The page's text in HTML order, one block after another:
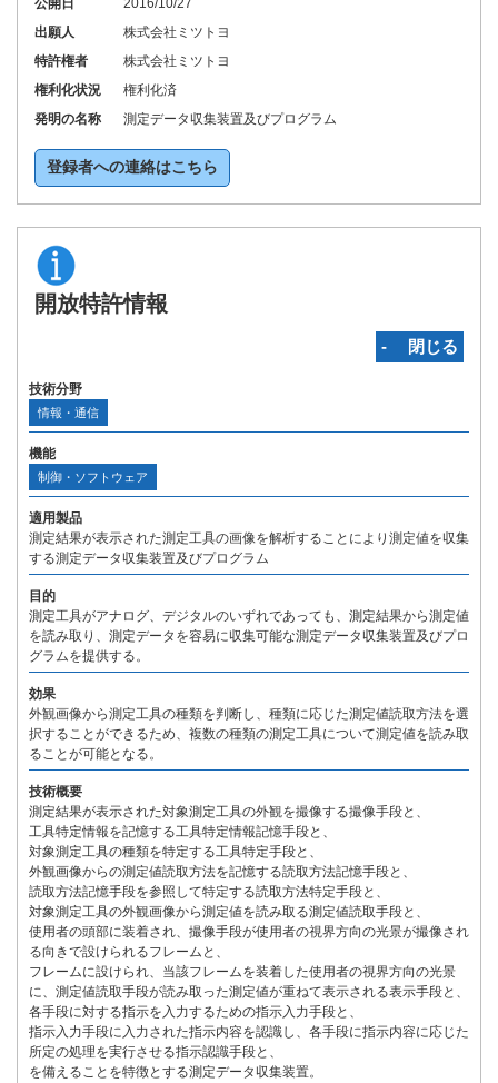
公開日
2016/10/27
出願人
株式会社ミツトヨ
特許権者
株式会社ミツトヨ
権利化状況
権利化済
発明の名称
測定データ収集装置及びプログラム
登録者への連絡はこちら
開放特許情報
‐ 閉じる
技術分野
情報・通信
機能
制御・ソフトウェア
適用製品
測定結果が表示された測定工具の画像を解析することにより測定値を収集
する測定データ収集装置及びプログラム
目的
測定工具がアナログ、デジタルのいずれであっても、測定結果から測定値
を読み取り、測定データを容易に収集可能な測定データ収集装置及びプロ
グラムを提供する。
効果
外観画像から測定工具の種類を判断し、種類に応じた測定値読取方法を選
択することができるため、複数の種類の測定工具について測定値を読み取
ることが可能となる。
技術概要
測定結果が表示された対象測定工具の外観を撮像する撮像手段と、
工具特定情報を記憶する工具特定情報記憶手段と、
対象測定工具の種類を特定する工具特定手段と、
外観画像からの測定値読取方法を記憶する読取方法記憶手段と、
読取方法記憶手段を参照して特定する読取方法特定手段と、
対象測定工具の外観画像から測定値を読み取る測定値読取手段と、
使用者の頭部に装着され、撮像手段が使用者の視界方向の光景が撮像され
る向きで設けられるフレームと、
フレームに設けられ、当該フレームを装着した使用者の視界方向の光景
に、測定値読取手段が読み取った測定値が重ねて表示される表示手段と、
各手段に対する指示を入力するための指示入力手段と、
指示入力手段に入力された指示内容を認識し、各手段に指示内容に応じた
所定の処理を実行させる指示認識手段と、
を備えることを特徴とする測定データ収集装置。